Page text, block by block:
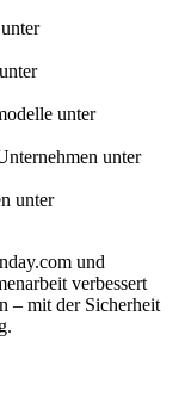
unter
unter
unter
und
verbessert
– mit der Sicherheit